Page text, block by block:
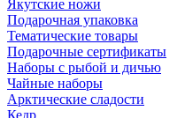
Якутские ножи
Подарочная упаковка
Тематические товары
Подарочные сертификаты
Наборы с рыбой и дичью
Чайные наборы
Арктические сладости
Кедр